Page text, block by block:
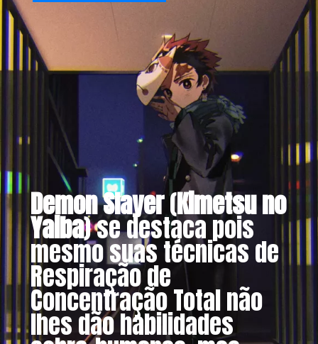
Demon Slayer(Kimetsu no
Yaiba) se destaca pois
mesmo suas técnicas de
Respiração de
Concentração Total não
lhes dão habilidades